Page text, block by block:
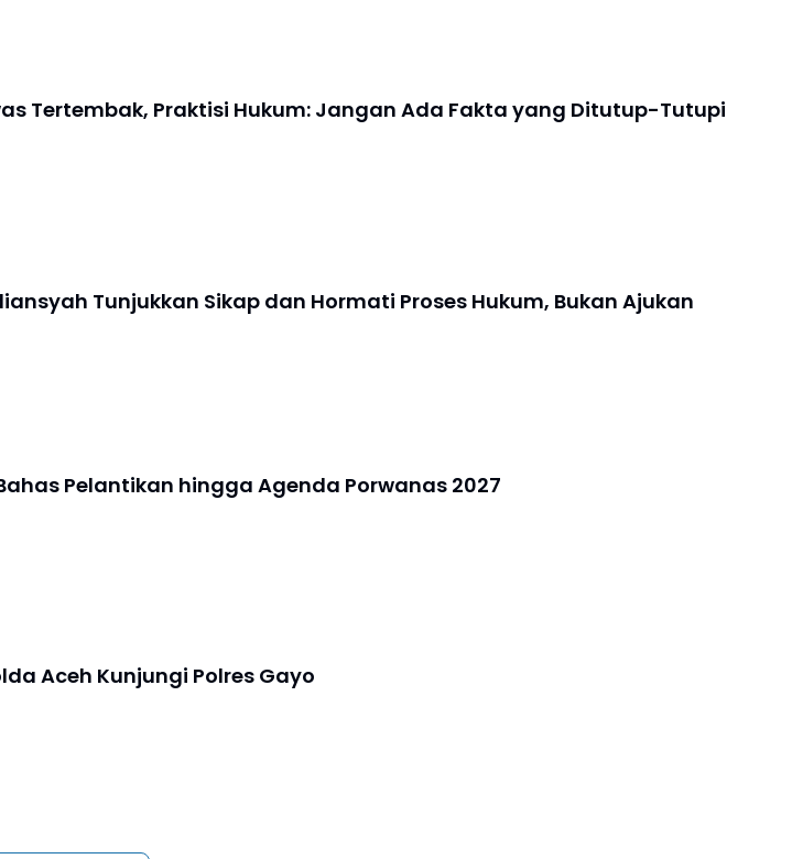
Tertembak, Praktisi Hukum: Jangan Ada Fakta yang Ditutup-Tutupi
Tunjukkan Sikap dan Hormati Proses Hukum, Bukan Ajukan
Pelantikan hingga Agenda Porwanas 2027
Aceh Kunjungi Polres Gayo